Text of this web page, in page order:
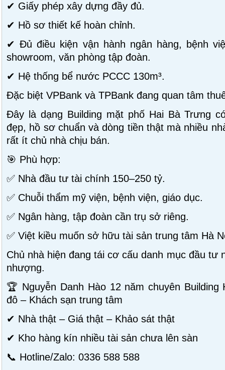
✔ Giấy phép xây dựng đầy đủ.
✔ Hồ sơ thiết kế hoàn chỉnh.
✔ Đủ điều kiện vận hành ngân hàng, bệnh
showroom, văn phòng tập đoàn.
✔ Hệ thống bể nước PCCC 130m³.
Đặc biệt VPBank và TPBank đang quan tâm
Đây là dạng Building mặt phố Hai Bà Trưng
đẹp, hồ sơ chuẩn và dòng tiền thật mà nhiều
rất ít chủ nhà chịu bán.
🎯 Phù hợp:
✅ Nhà đầu tư tài chính 150–250 tỷ.
✅ Chuỗi thẩm mỹ viện, bệnh viện, giáo dục.
✅ Ngân hàng, tập đoàn cần trụ sở riêng.
✅ Việt kiều muốn sở hữu tài sản trung tâm Hà
Chủ nhà hiện đang tái cơ cấu danh mục đầu tư
nhượng.
🏆 Nguyễn Danh Hào 12 năm chuyên Building
đô – Khách sạn trung tâm
✔ Nhà thật – Giá thật – Khảo sát thật
✔ Kho hàng kín nhiều tài sản chưa lên sàn
📞 Hotline/Zalo: 0336 588 588